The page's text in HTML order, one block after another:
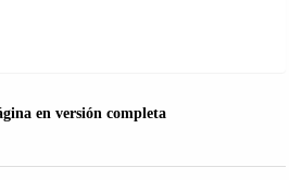
en versión completa